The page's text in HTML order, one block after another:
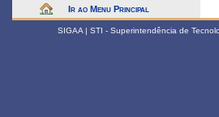
Ir ao Menu Principal
SIGAA | STI - Superintendência de